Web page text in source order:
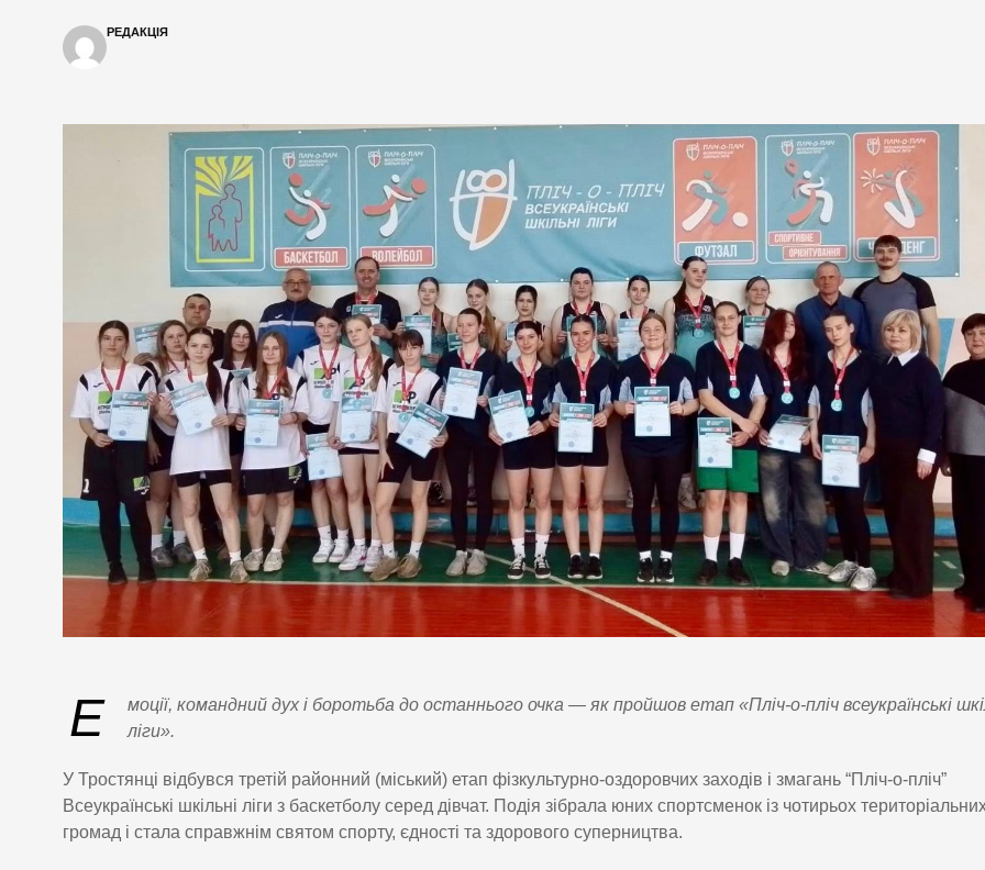
РЕДАКЦІЯ
Е
моції, командний дух і боротьба до останнього очка — як пройшов етап «Пліч-о-пліч всеукраїнські
ліги».
У Тростянці відбувся третій районний (міський) етап фізкультурно-оздоровчих заходів і змагань “Пліч-о-пліч”
Всеукраїнські шкільні ліги з баскетболу серед дівчат. Подія зібрала юних спортсменок із чотирьох
громад і стала справжнім святом спорту, єдності та здорового суперництва.